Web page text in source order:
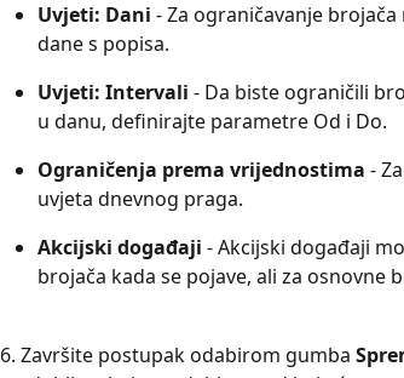
Uvjeti: Dani - Za ograničavanje
dane s popisa.
Uvjeti: Intervali - Da biste ograničili
u danu, definirajte parametre Od i Do.
Ograničenja prema vrijednostima -
uvjeta dnevnog praga.
Akcijski događaji - Akcijski događaji
brojača kada se pojave, ali za osnovne
6. Završite postupak odabirom gumba